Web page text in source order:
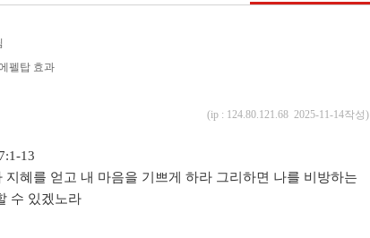
펠탑 효과
(ip : 124.80.121.68 2025-11-14작성)
13
지혜를 얻고 내 마음을 기쁘게 하라 그리하면 나를 비방하는
수 있겠노라